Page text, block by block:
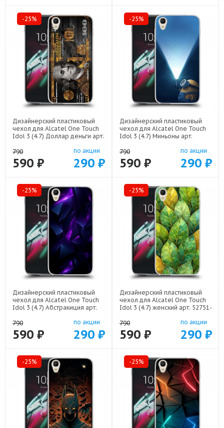
-25%
Дизайнерский пластиковый
чехол для Alcatel One Touch
Idol 3 (4.7) Доллар деньги арт:
790
590 ₽
по акции
290 ₽
-25%
Дизайнерский пластиковый
чехол для Alcatel One Touch
Idol 3 (4.7) Миньоны арт:
790
590 ₽
по акции
290 ₽
-25%
Дизайнерский пластиковый
чехол для Alcatel One Touch
Idol 3 (4.7) Абстракиция арт:
790
590 ₽
по акции
290 ₽
-25%
Дизайнерский пластиковый
чехол для Alcatel One Touch
Idol 3 (4.7) женский арт: 52751-
790
590 ₽
по акции
290 ₽
-25% -25%